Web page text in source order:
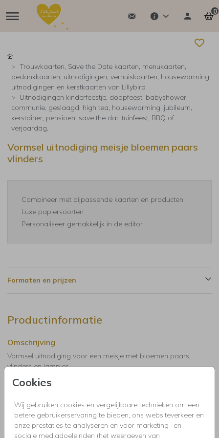
0
Cookies
Wij gebruiken cookies en vergelijkbare technieken om een
betere gebruikerservaring te bieden, ons websiteverkeer en
onze prestaties te analyseren en voor marketing- en
sociale mediadoeleinden (het weergeven van
Trouwkaarten, Save the Date kaarten, menukaarten,
bedankkaarten, uitnodigingen, verhuiskaarten, housewarming
uitnodigingen en kerstkaarten van Lillybird
Uitnodigingen kinderfeestje, doopfeest, babyshower,
communie, geslaagd, high tea, housewarming, jubileum,
kerstdiner, pensioen, save the dat, tuinfeest, BBQ of
verjaardag.
Vormsel uitnodiging meisje bloemen paars
vlinders
Combineer met bijpassende kaarten en producten
Luxe papiersoorten
Personaliseer gemakkelijk in de editor
Formaten en prijzen
Productinformatie
Omschrijving
Vormsel uitnodiging voor een meisje met bloemen paars,
vlinders en lampjes.
Uitnodigingen kinderfeestje, doopfeest, babyshower,
communie, geslaagd, high tea, housewarming, jubileum,
kerstdiner, pensioen, save the dat, tuinfeest, BBQ of verjaardag.